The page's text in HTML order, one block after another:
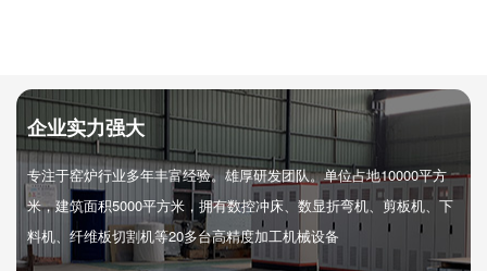
企业实力强大
专注于窑炉行业多年丰富经验。雄厚研发团队。单位占地10000平方
米，建筑面积5000平方米，拥有数控冲床、数显折弯机、剪板机、下
料机、纤维板切割机等20多台高精度加工机械设备